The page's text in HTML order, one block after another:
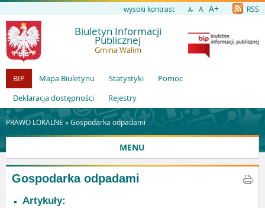
wysoki kontrast A- A A+ RSS
Biuletyn Informacji
Publicznej
Gmina Walim
BIP Mapa Biuletynu Statystyki
Pomoc
Deklaracja dostępności
Rejestry
PRAWO LOKALNE »Gospodarka odpadami
MENU
Gospodarka odpadami
Artykuły: